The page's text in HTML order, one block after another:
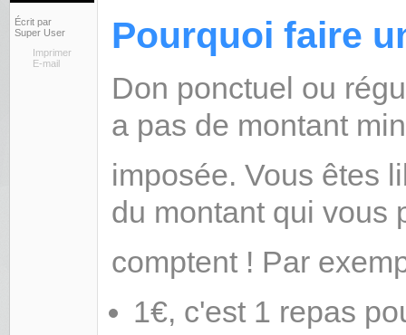
Écrit par
Super User
Imprimer
E-mail
Pourquoi faire
Don ponctuel ou
a pas de montant
imposée. Vous êtes
du montant qui vous
comptent ! Par
1€, c'est 1 repas